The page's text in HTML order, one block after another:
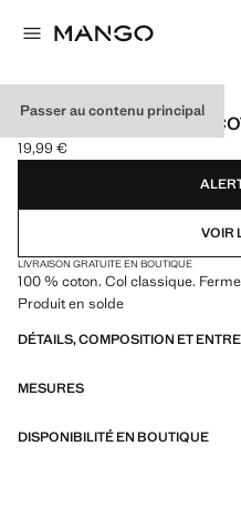
Passer au contenu principal
CHEMISE OXFORD EN
Prix actuel [19,99 € ]
19,99 €
Choisissez une couleur
VOIR
LIVRAISON GRATUITE EN BOUTIQUE
100 % coton. Col classique.
Produit en solde
DÉTAILS, COMPOSITION ET
MESURES
DISPONIBILITÉ EN BOUTIQUE